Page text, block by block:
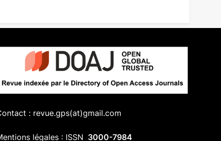
: revue.gps(at)gmail.com
légales : ISSN 3000-7984